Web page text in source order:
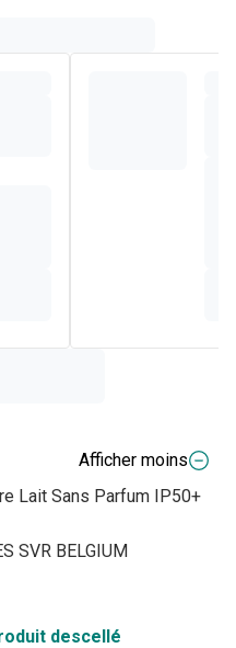
Afficher moins
Lait Sans Parfum IP50+
SVR BELGIUM
descellé